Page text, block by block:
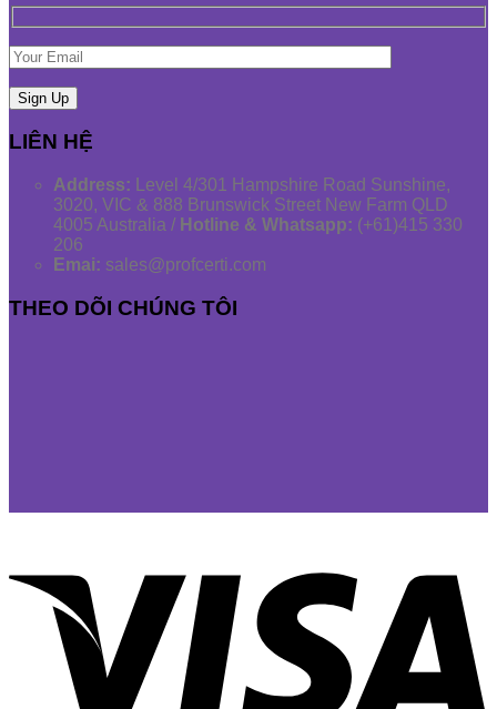
LIÊN HỆ
Address: Level 4/301 Hampshire Road Sunshine,
3020, VIC & 888 Brunswick Street New Farm QLD
4005 Australia / Hotline & Whatsapp: (+61)415 330
206
Emai: sales@profcerti.com
THEO DÕI CHÚNG TÔI